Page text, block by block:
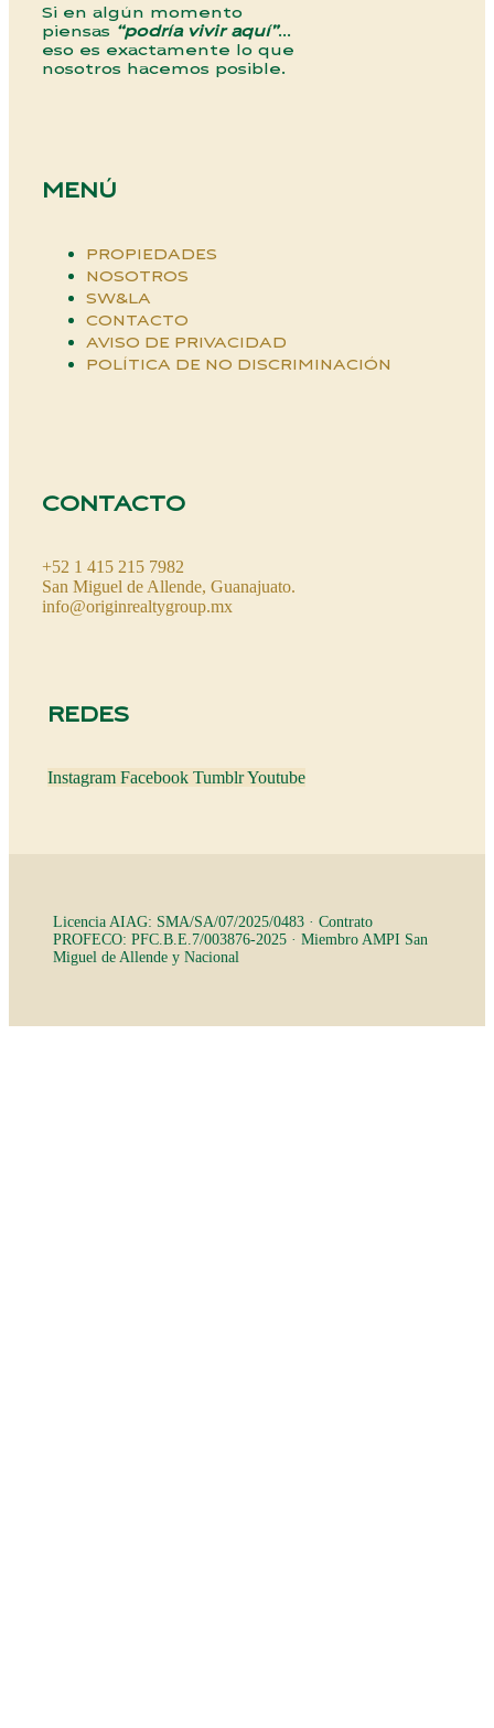
Si en algún momento
piensas “podría vivir aquí”…
eso es exactamente lo que
nosotros hacemos posible.
MENÚ
PROPIEDADES
NOSOTROS
SW&LA
CONTACTO
AVISO DE PRIVACIDAD
POLÍTICA DE NO DISCRIMINACIÓN
CONTACTO
+52 1 415 215 7982
San Miguel de Allende, Guanajuato.
info@originrealtygroup.mx
REDES
Instagram Facebook TumblrYoutube
Licencia AIAG: SMA/SA/07/2025/0483 · Contrato
PROFECO: PFC.B.E.7/003876-2025 · Miembro AMPI San
Miguel de Allende y Nacional